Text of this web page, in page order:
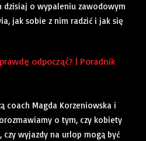
dzisiaj o wypaleniu zawodowym
jak sobie z nim radzić i jak się
odpocząć? | Poradnik
coach Magda Korzeniowska i
o tym, czy kobiety
wyjazdy na urlop mogą być